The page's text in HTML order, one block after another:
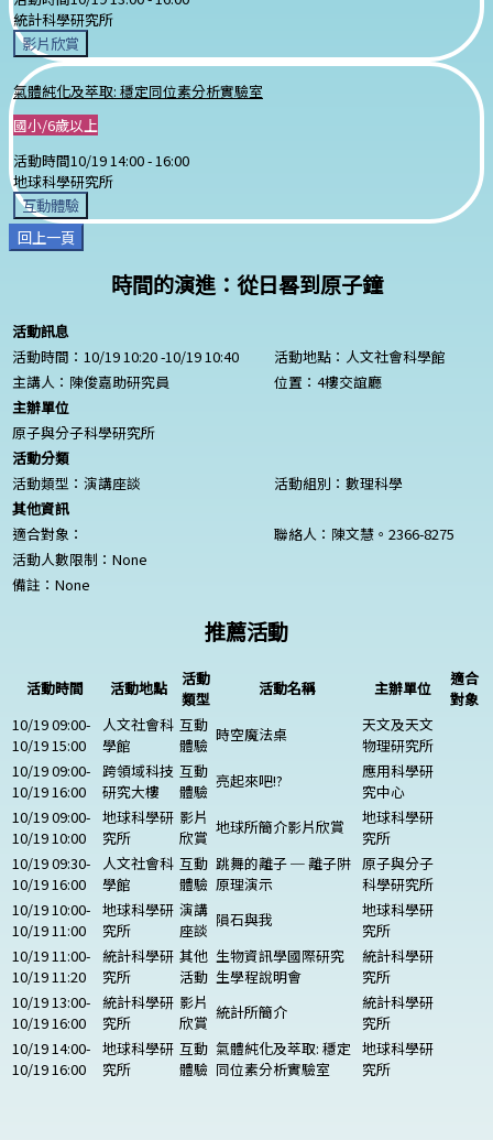
統計科學研究所
影片欣賞
氣體純化及萃取: 穩定同位素分析實驗室
國小/6歲以上
活動時間10/19 14:00 -16:00
地球科學研究所
互動體驗
回上一頁
時間的演進：從日晷到原子鐘
活動訊息
活動時間：10/19 10:20 -10/19 10:40
活動地點：人文社會科學館
主講人：陳俊嘉助研究員
位置：4樓交誼廳
主辦單位
原子與分子科學研究所
活動分類
活動類型：演講座談
活動組別：數理科學
其他資訊
適合對象：
聯絡人：陳文慧。2366-8275
活動人數限制： None
備註： None
推薦活動
活動時間 活動地點
活動
類型
活動名稱 主辦單位
適合
對象
10/19 09:00-
10/19 15:00
人文社會科
學館
互動
體驗
時空魔法桌
天文及天文
物理研究所
10/19 09:00-
10/19 16:00
跨領域科技
研究大樓
互動
體驗
亮起來吧!?
應用科學研
究中心
10/19 09:00-
10/19 10:00
地球科學研
究所
影片
欣賞
地球所簡介影片欣賞
地球科學研
究所
10/19 09:30-
10/19 16:00
人文社會科
學館
互動
體驗
跳舞的離子 ─ 離子阱
原理演示
原子與分子
科學研究所
10/19 10:00-
10/19 11:00
地球科學研
究所
演講
座談
隕石與我
地球科學研
究所
10/19 11:00-
10/19 11:20
統計科學研
究所
其他
活動
生物資訊學國際研究
生學程說明會
統計科學研
究所
10/19 13:00-
10/19 16:00
統計科學研
究所
影片
欣賞
統計所簡介
統計科學研
究所
10/19 14:00-
10/19 16:00
地球科學研
究所
互動
體驗
氣體純化及萃取: 穩定
同位素分析實驗室
地球科學研
究所